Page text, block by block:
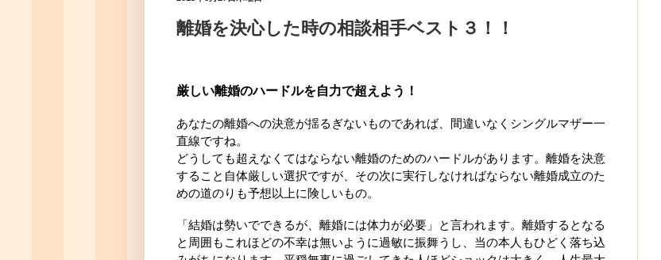
離婚を決心した時の相談相手ベスト３！！
厳しい離婚のハードルを自力で超えよう！
あなたの離婚への決意が揺るぎないものであれば、間違いなくシングルマザー一
直線ですね。
どうしても超えなくてはならない離婚のためのハードルがあります。離婚を決意
すること自体厳しい選択ですが、その次に実行しなければならない離婚成立のた
めの道のりも予想以上に険しいもの。
「結婚は勢いでできるが、離婚には体力が必要」と言われます。離婚するとなる
と周囲もこれほどの不幸は無いように過敏に振舞うし、当の本人もひどく落ち込